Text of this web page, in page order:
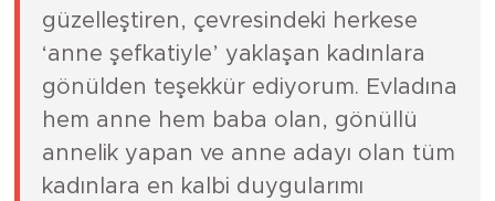
güzelleştiren, çevresindeki herkese
‘anne şefkatiyle’ yaklaşan kadınlara
gönülden teşekkür ediyorum. Evladına
hem anne hem baba olan, gönüllü
annelik yapan ve anne adayı olan tüm
kadınlara en kalbi duygularımı